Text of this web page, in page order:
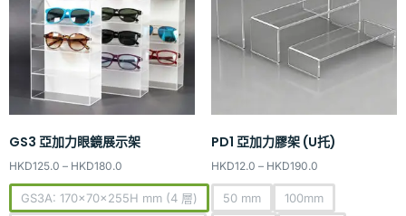
GS3 亞加力眼鏡展示架
HKD125.0 – HKD180.0
GS3A: 170x70x255H mm (4 層)
PD1 亞加力膠架 (U托)
HKD12.0 – HKD190.0
50 mm
100mm